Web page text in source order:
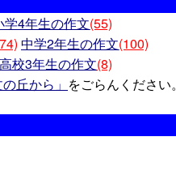
学4年生の作文(55)
中学2年生の作文(100)
高校3年生の作文(8)
の丘から」 をごらんください。